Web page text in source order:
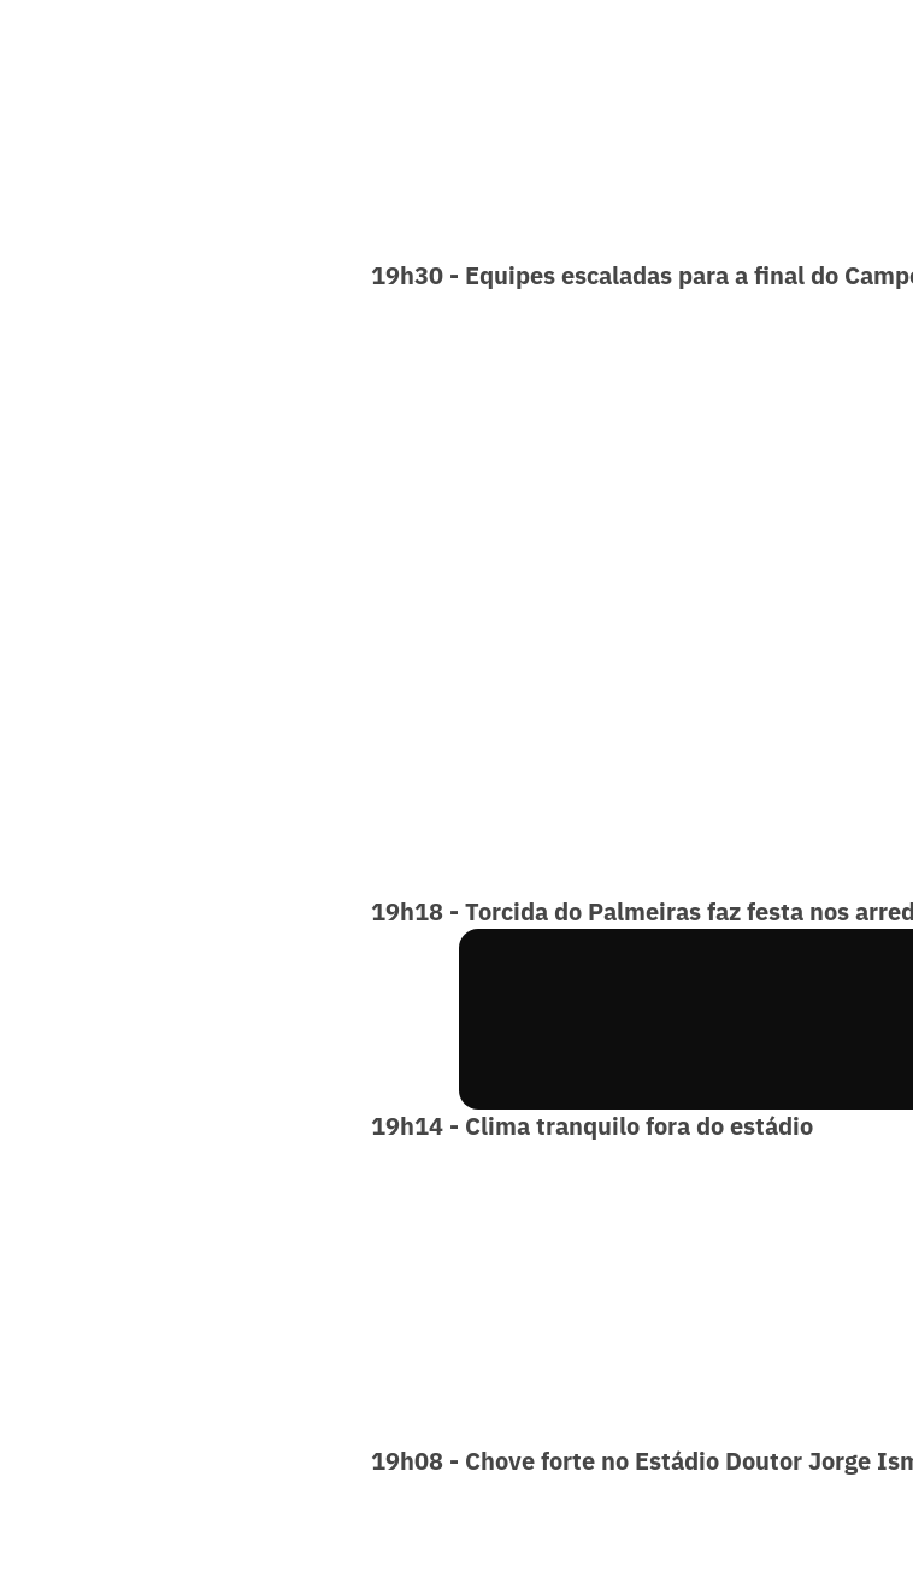
19h30 - Equipes escaladas para a final do
19h18 - Torcida do Palmeiras faz festa nos
19h14 - Clima tranquilo fora do estádio
19h08 - Chove forte no Estádio Doutor Jorge